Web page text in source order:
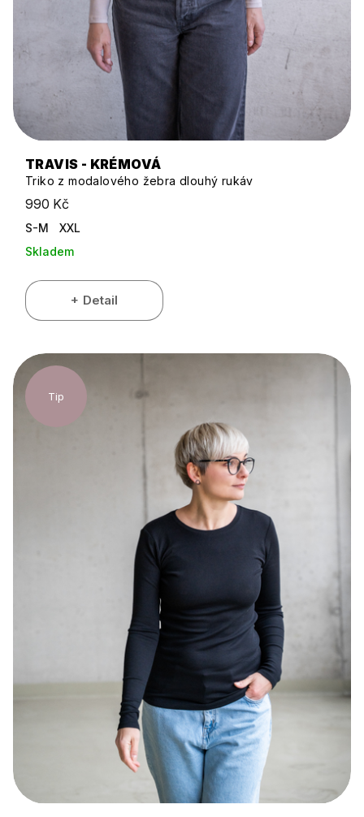
TRAVIS - KRÉMOVÁ
Triko z modalového žebra dlouhý rukáv
990 Kč
S-M
XXL
Skladem
Detail
Tip